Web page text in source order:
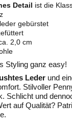
Detail ist die
gebürstet
2,0 cm
Styling ganz easy!
Leder und
Stilvoller
Schlicht und
auf Qualität?